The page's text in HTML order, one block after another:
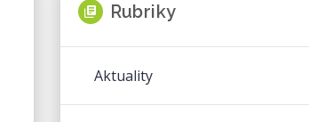
Rubriky
Aktuality